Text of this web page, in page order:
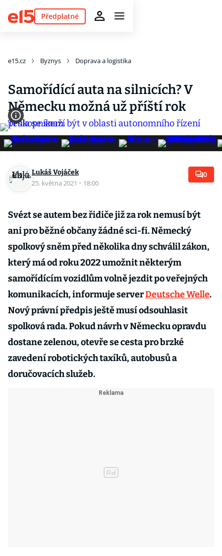
Předplatné
e15.cz Byznys Doprava a logistika
Samořídící auta na silnicích? V
Německu možná už příští rok
Lukáš Vojáček
25. května 2021 · 18:00
0
Svézt se autem bez řidiče již za rok nemusí být
ani pro běžné občany žádné sci-fi. Německý
spolkový sněm před několika dny schválil zákon,
který má od roku 2022 umožnit některým
samořídícím vozidlům volně jezdit po veřejných
komunikacích, informuje serverDeutsche Welle.
Nový právní předpis ještě musí odsouhlasit
spolková rada. Pokud návrh v Německu opravdu
dostane zelenou, otevře se cesta pro brzké
zavedení robotických taxíků, autobusů a
doručovacích služeb.